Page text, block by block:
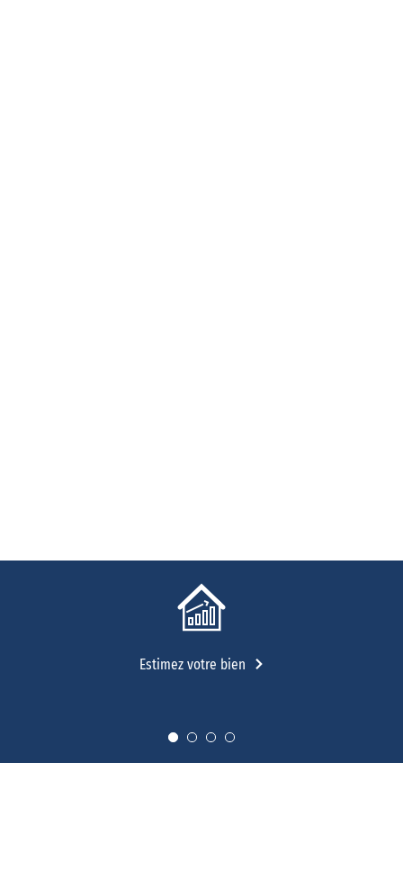
Estimez votre bien